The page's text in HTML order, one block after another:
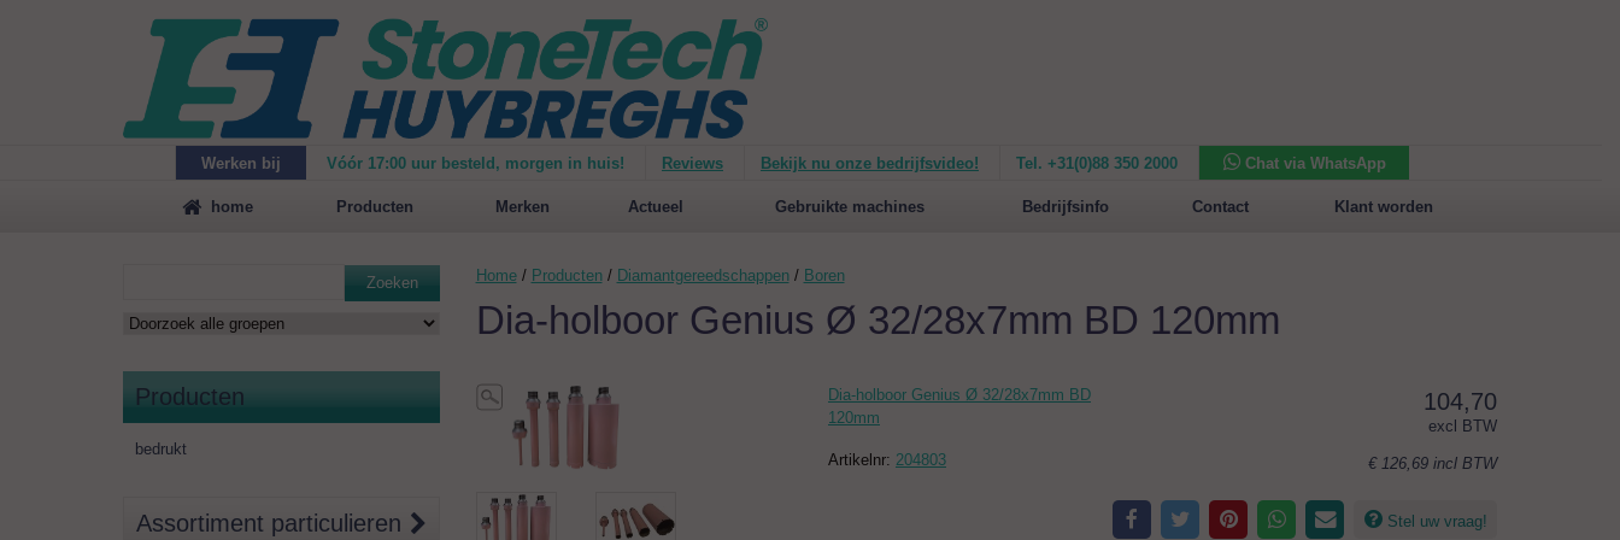
Werken bij Vóór 17:00 uur besteld, morgen in huis! Reviews Bekijk nu onze bedrijfsvideo! Tel. +31(0)88 350 2000
Chat via WhatsApp
Maak
vrijblijvend een afspraak voor een demonstratie van de Mirage 1500 Nieuw op de website: selecteer nu op merken! Nieuw in het assortiment: Sansone Collection
home Producten Merken Actueel Gebruikte machines Bedrijfsinfo Contact Klant worden
Zoeken
Producten
bedrukt
Assortiment particulieren
Home / Producten/ Diamantgereedschappen/ Boren
Dia-holboor Genius Ø 32/28x7mm BD 120mm
Dia-holboor Genius Ø 32/28x7mm BD
120mm
Artikelnr: 204803
104,70
excl BTW
€ 126,69 incl BTW
Stel uw vraag!